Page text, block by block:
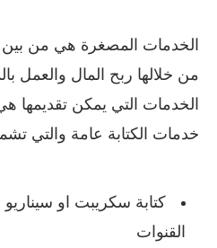
الخدمات المصغرة هي من بين
من خلالها ربح المال والعمل
الخدمات التي يمكن تقديمها
خدمات الكتابة عامة والتي
كتابة سكريبت او
القنوات